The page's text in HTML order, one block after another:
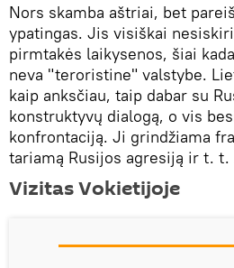
Nors skamba aštriai, bet
ypatingas. Jis visiškai
pirmtakės laikysenos, šiai
neva "teroristine" valstybe.
kaip anksčiau, taip dabar su
konstruktyvų dialogą, o vis
konfrontaciją. Ji grindžiama
tariamą Rusijos agresiją ir t. t.
Vizitas Vokietijoje